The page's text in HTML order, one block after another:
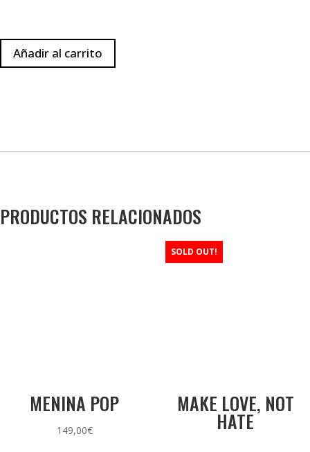
Añadir al carrito
PRODUCTOS RELACIONADOS
MENINA POP
149,00€
SOLD OUT!
MAKE LOVE, NOT
HATE